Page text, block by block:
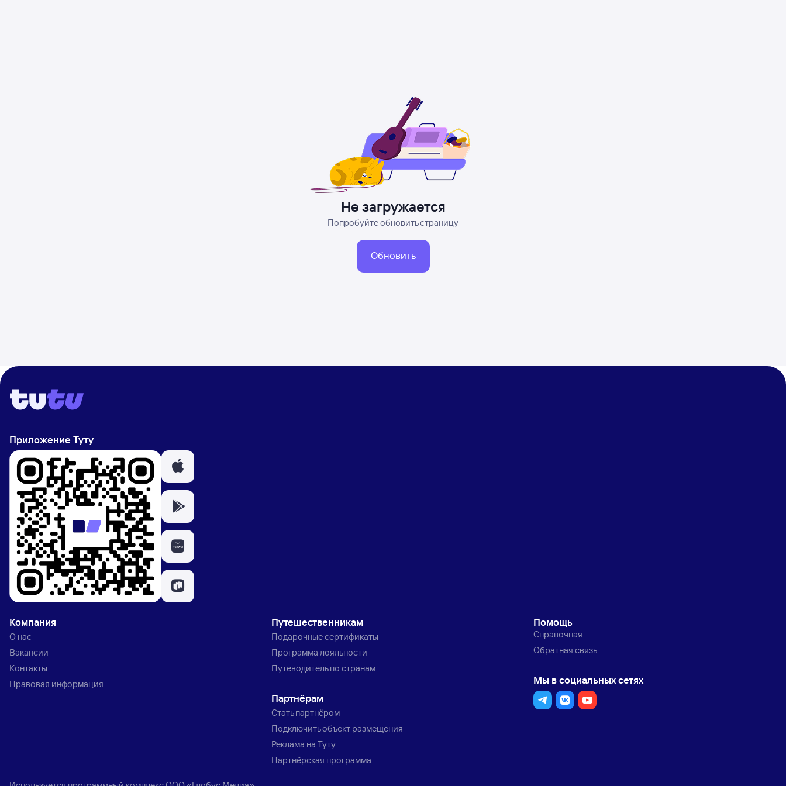
Не загружается
Попробуйте обновить страницу
Обновить
Приложение Туту
Компания
О нас
Вакансии
Контакты
Правовая информация
Путешественникам
Подарочные сертификаты
Программа лояльности
Путеводитель по странам
Партнёрам
Стать партнёром
Подключить объект размещения
Реклама на Туту
Партнёрская программа
Помощь
Справочная
Обратная связь
Мы в социальных сетях